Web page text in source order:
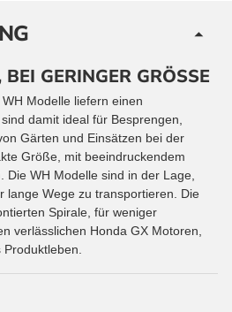
GERINGER GRÖSSE
Modelle liefern einen
damit ideal für Besprengen,
Gärten und Einsätzen bei der
Größe, mit beeindruckendem
Die WH Modelle sind in der Lage,
lange Wege zu transportieren. Die
Spirale, für weniger
verlässlichen Honda GX Motoren,